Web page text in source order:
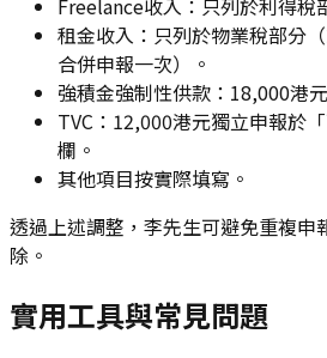
Freelance收入：只列於利得稅
租金收入：只列於物業稅部分
合併申報一次）。
強積金強制性供款：18,000港
TVC：12,000港元獨立申報於
欄。
其他項目按實際填寫。
透過上述調整，李先生可避免重複申
除。
實用工具與常見問題